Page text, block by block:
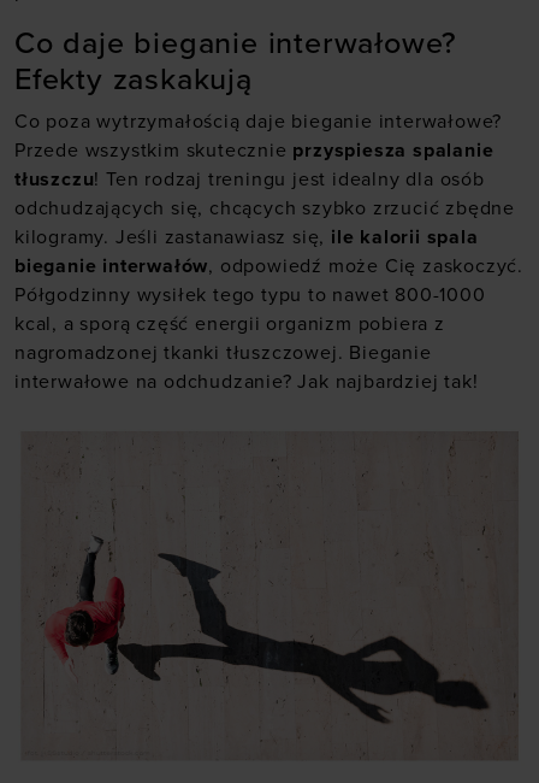
Co daje bieganie interwałowe?
Efekty zaskakują
Co poza wytrzymałością daje bieganie interwałowe?
Przede wszystkim skutecznie przyspiesza spalanie
tłuszczu! Ten rodzaj treningu jest idealny dla osób
odchudzających się, chcących szybko zrzucić zbędne
kilogramy. Jeśli zastanawiasz się, ile kalorii spala
bieganie interwałów, odpowiedź może Cię zaskoczyć.
Półgodzinny wysiłek tego typu to nawet 800-1000
kcal, a sporą część energii organizm pobiera z
nagromadzonej tkanki tłuszczowej. Bieganie
interwałowe na odchudzanie? Jak najbardziej tak!